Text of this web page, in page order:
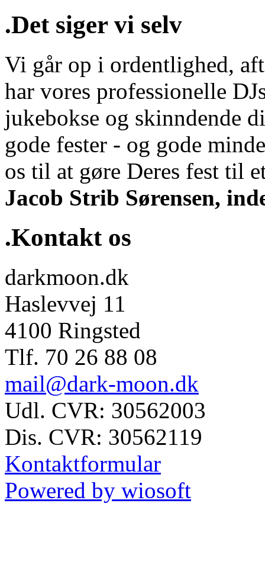
.Det siger vi selv
Vi går op i ordentlighed,
har vores professionelle
jukebokse og skinndende
gode fester - og gode
os til at gøre Deres fest til
Jacob Strib Sørensen,
.Kontakt os
darkmoon.dk
Haslevvej 11
4100 Ringsted
Tlf. 70 26 88 08
mail@dark-moon.dk
Udl. CVR: 30562003
Dis. CVR: 30562119
Kontaktformular
Powered by wiosoft